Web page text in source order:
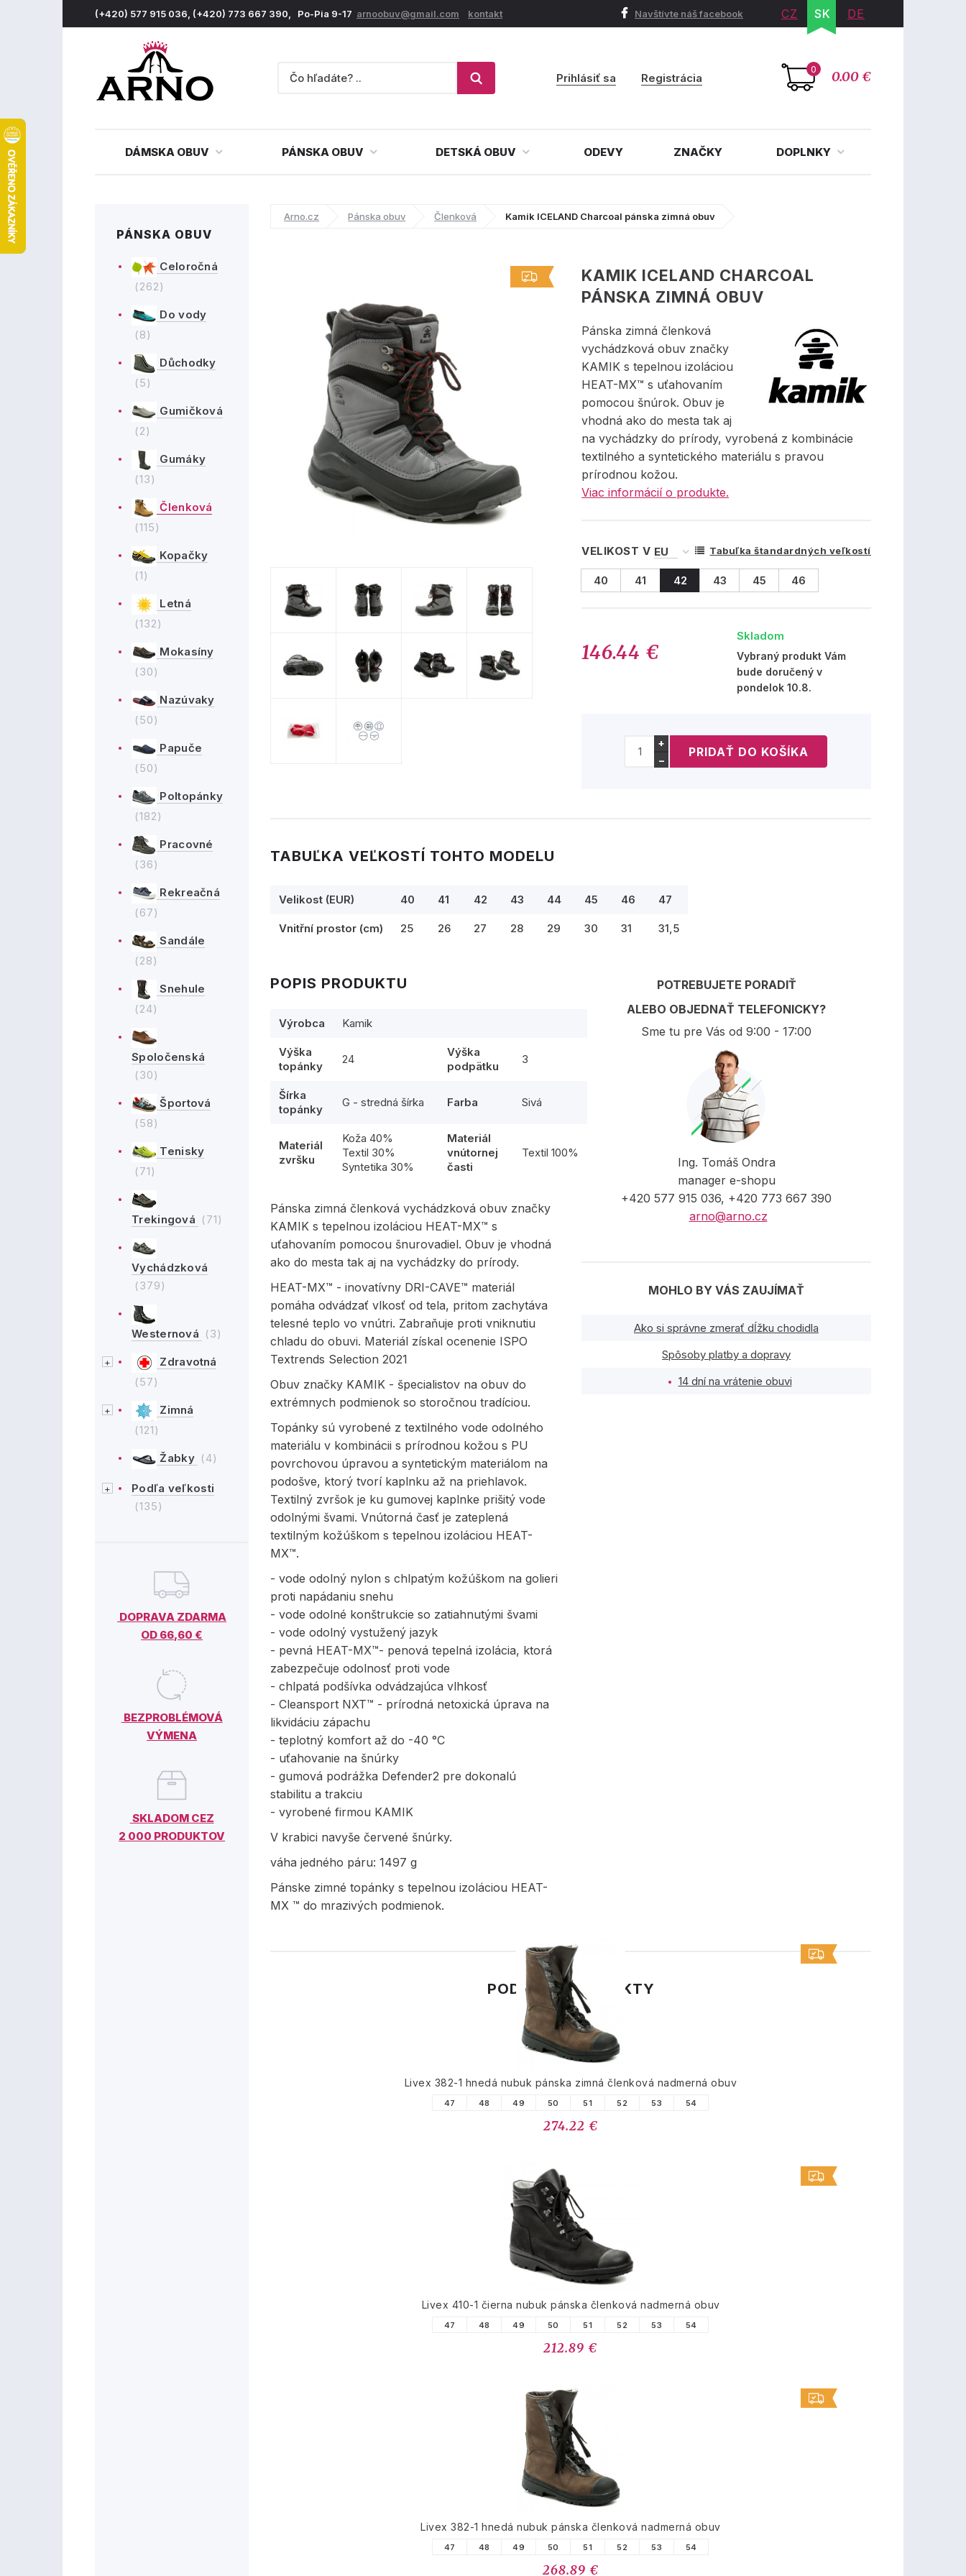
(+420) 577 915 036, (+420) 773 667 390, Po-Pia 9-17 arnoobuv@gmail.com kontakt Navštívte náš facebook CZ SK DE
0 0.00 €
Prihlásiť sa Registrácia
DÁMSKA OBUV PÁNSKA OBUV DETSKÁ OBUV ODEVY ZNAČKY DOPLNKY
PÁNSKA OBUV
Celoročná
(262)
Do vody
(8)
Důchodky
(5)
Gumičková
(2)
Gumáky
(13)
Členková
(115)
Kopačky
(1)
Letná
(132)
Mokasíny
(30)
Nazúvaky
(50)
Papuče
(50)
Poltopánky
(182)
Pracovné
(36)
Rekreačná
(67)
Sandále
(28)
Snehule
(24)
Spoločenská
(30)
Športová
(58)
Tenisky
(71)
Trekingová (71)
Vychádzková
(379)
Westernová (3)
Zdravotná
(57)
Zimná
(121)
Žabky (4)
Podľa veľkosti
(135)
DOPRAVA ZDARMA
OD 66,60 €
BEZPROBLÉMOVÁ
VÝMENA
SKLADOM CEZ
2 000 PRODUKTOV
Arno.cz Pánska obuv Členková Kamik ICELAND Charcoal pánska zimná obuv
KAMIK ICELAND CHARCOAL
PÁNSKA ZIMNÁ OBUV
Pánska zimná členková
vychádzková obuv značky
KAMIK s tepelnou izoláciou
HEAT-MX™ s uťahovaním
pomocou šnúrok. Obuv je
vhodná ako do mesta tak aj
na vychádzky do prírody, vyrobená z kombinácie
textilného a syntetického materiálu s pravou
prírodnou kožou.
Viac informácií o produkte.
VELIKOST V Tabuľka štandardných veľkostí
40 41 42 43 45 46
146.44 €
Skladom
Vybraný produkt Vám
bude doručený v
pondelok 10.8.
+
−
TABUĽKA VEĽKOSTÍ TOHTO MODELU
Velikost (EUR) 40 41 42 43 44 45 46 47
Vnitřní prostor (cm) 25 26 27 28 29 30 31 31,5
POPIS PRODUKTU
Výrobca Kamik
Výška
topánky
24
Výška
podpätku
3
Šírka
topánky
G - stredná šírka Farba Sivá
Materiál
zvršku
Koža 40%
Textil 30%
Syntetika 30%
Materiál
vnútornej
časti
Textil 100%
Pánska zimná členková vychádzková obuv značky
KAMIK s tepelnou izoláciou HEAT-MX™ s
uťahovaním pomocou šnurovadiel. Obuv je vhodná
ako do mesta tak aj na vychádzky do prírody.
HEAT-MX™ - inovatívny DRI-CAVE™ materiál
pomáha odvádzať vlkosť od tela, pritom zachytáva
telesné teplo vo vnútri. Zabraňuje proti vniknutiu
chladu do obuvi. Materiál získal ocenenie ISPO
Textrends Selection 2021
Obuv značky KAMIK - špecialistov na obuv do
extrémnych podmienok so storočnou tradíciou.
Topánky sú vyrobené z textilného vode odolného
materiálu v kombinácii s prírodnou kožou s PU
povrchovou úpravou a syntetickým materiálom na
podošve, ktorý tvorí kaplnku až na priehlavok.
Textilný zvršok je ku gumovej kaplnke prišitý vode
odolnými švami. Vnútorná časť je zateplená
textilným kožúškom s tepelnou izoláciou HEAT-
MX™.
- vode odolný nylon s chlpatým kožúškom na golieri
proti napádaniu snehu
- vode odolné konštrukcie so zatiahnutými švami
- vode odolný vystužený jazyk
- pevná HEAT-MX™- penová tepelná izolácia, ktorá
zabezpečuje odolnosť proti vode
- chlpatá podšívka odvádzajúca vlhkosť
- Cleansport NXT™ - prírodná netoxická úprava na
likvidáciu zápachu
- teplotný komfort až do -40 °C
- uťahovanie na šnúrky
- gumová podrážka Defender2 pre dokonalú
stabilitu a trakciu
- vyrobené firmou KAMIK
V krabici navyše červené šnúrky.
váha jedného páru: 1497 g
Pánske zimné topánky s tepelnou izoláciou HEAT-
MX ™ do mrazivých podmienok.
POTREBUJETE PORADIŤ
ALEBO OBJEDNAŤ TELEFONICKY?
Sme tu pre Vás od 9:00 - 17:00
Ing. Tomáš Ondra
manager e-shopu
+420 577 915 036, +420 773 667 390
arno@arno.cz
MOHLO BY VÁS ZAUJÍMAŤ
Ako si správne zmerať dĺžku chodidla
Spôsoby platby a dopravy
14 dní na vrátenie obuvi
PODOBNÉ PRODUKTY
Livex 382-1 hnedá nubuk pánska zimná členková nadmerná obuv
47 48 49 50 51 52 53 54
274.22 €
Livex 410-1 čierna nubuk pánska členková nadmerná obuv
47 48 49 50 51 52 53 54
212.89 €
Livex 382-1 hnedá nubuk pánska členková nadmerná obuv
47 48 49 50 51 52 53 54
268.89 €